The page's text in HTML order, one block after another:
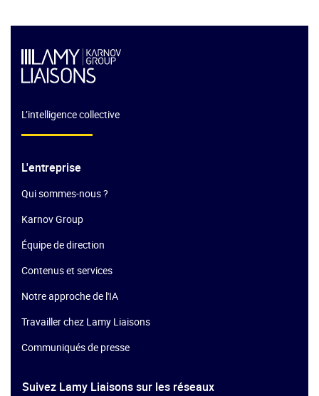
L’intelligence collective
L'entreprise
Qui sommes-nous ?
Karnov Group
Équipe de direction
Contenus et services
Notre approche de l'IA
Travailler chez Lamy Liaisons
Communiqués de presse
Suivez Lamy Liaisons sur les réseaux